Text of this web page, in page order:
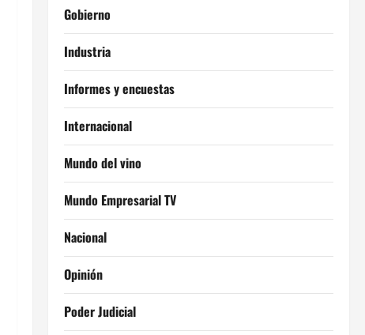
Gobierno
Industria
Informes y encuestas
Internacional
Mundo del vino
Mundo Empresarial TV
Nacional
Opinión
Poder Judicial